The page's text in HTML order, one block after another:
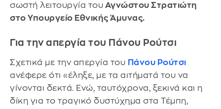
σωστή λειτουργία του Αγνώστου Στρατιώτη
στο Υπουργείο Εθνικής Άμυνας.
Για την απεργία του Πάνου Ρούτσι
Σχετικά με την απεργία του Πάνου Ρούτσι
ανέφερε ότι «έληξε, με τα αιτήματά του να
γίνονται δεκτά. Ενώ, ταυτόχρονα, ξεκινά και η
δίκη για το τραγικό δυστύχημα στα Τέμπη,